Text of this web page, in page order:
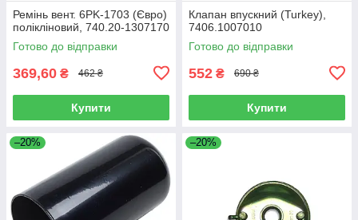
Ремінь вент. 6PK-1703 (Євро)
полікліновий, 740.20-1307170
Готово до відправки
369,60 ₴ 462 ₴
Купити
Клапан впускний (Turkey),
7406.1007010
Готово до відправки
552 ₴ 690 ₴
Купити
–20% –20%